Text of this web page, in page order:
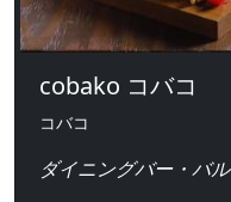
cobako コバコ
コバコ
ダイニングバー・バル